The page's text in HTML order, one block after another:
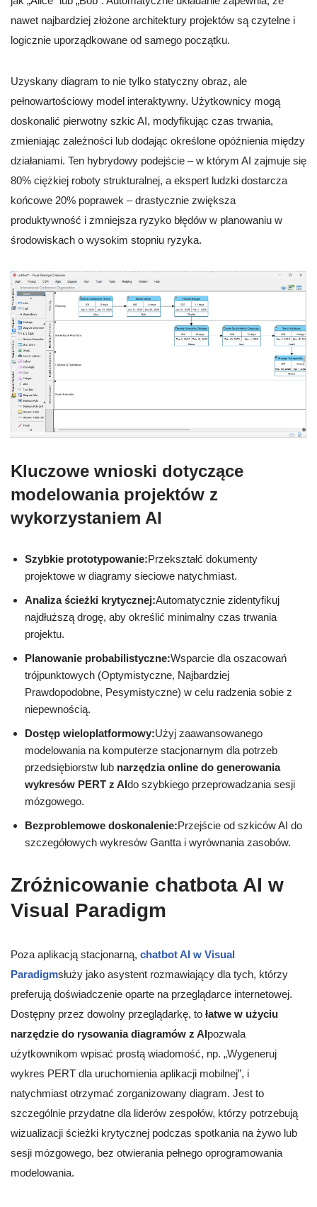
nawet najbardziej złożone architektury projektów są czytelne i
logicznie uporządkowane od samego początku.
Uzyskany diagram to nie tylko statyczny obraz, ale
pełnowartościowy model interaktywny. Użytkownicy mogą
doskonalić pierwotny szkic AI, modyfikując czas trwania,
zmieniając zależności lub dodając określone opóźnienia między
działaniami. Ten hybrydowy podejście – w którym AI zajmuje się
80% ciężkiej roboty strukturalnej, a ekspert ludzki dostarcza
końcowe 20% poprawek – drastycznie zwiększa
produktywność i zmniejsza ryzyko błędów w planowaniu w
środowiskach o wysokim stopniu ryzyka.
Kluczowe wnioski dotyczące
modelowania projektów z
wykorzystaniem AI
Szybkie prototypowanie:Przekształć dokumenty
projektowe w diagramy sieciowe natychmiast.
Analiza ścieżki krytycznej:Automatycznie zidentyfikuj
najdłuższą drogę, aby określić minimalny czas trwania
projektu.
Planowanie probabilistyczne:Wsparcie dla oszacowań
trójpunktowych (Optymistyczne, Najbardziej
Prawdopodobne, Pesymistyczne) w celu radzenia sobie z
niepewnością.
Dostęp wieloplatformowy:Użyj zaawansowanego
modelowania na komputerze stacjonarnym dla potrzeb
przedsiębiorstw lub narzędzia online do generowania
wykresów PERT z AIdo szybkiego przeprowadzania sesji
mózgowego.
Bezproblemowe doskonalenie:Przejście od szkiców AI do
szczegółowych wykresów Gantta i wyrównania zasobów.
Zróżnicowanie chatbota AI w
Visual Paradigm
Poza aplikacją stacjonarną, chatbot AI w Visual
Paradigmsłuży jako asystent rozmawiający dla tych, którzy
preferują doświadczenie oparte na przeglądarce internetowej.
Dostępny przez dowolny przeglądarkę, to łatwe w użyciu
narzędzie do rysowania diagramów z AIpozwala
użytkownikom wpisać prostą wiadomość, np. „Wygeneruj
wykres PERT dla uruchomienia aplikacji mobilnej”, i
natychmiast otrzymać zorganizowany diagram. Jest to
szczególnie przydatne dla liderów zespołów, którzy potrzebują
wizualizacji ścieżki krytycznej podczas spotkania na żywo lub
sesji mózgowego, bez otwierania pełnego oprogramowania
modelowania.